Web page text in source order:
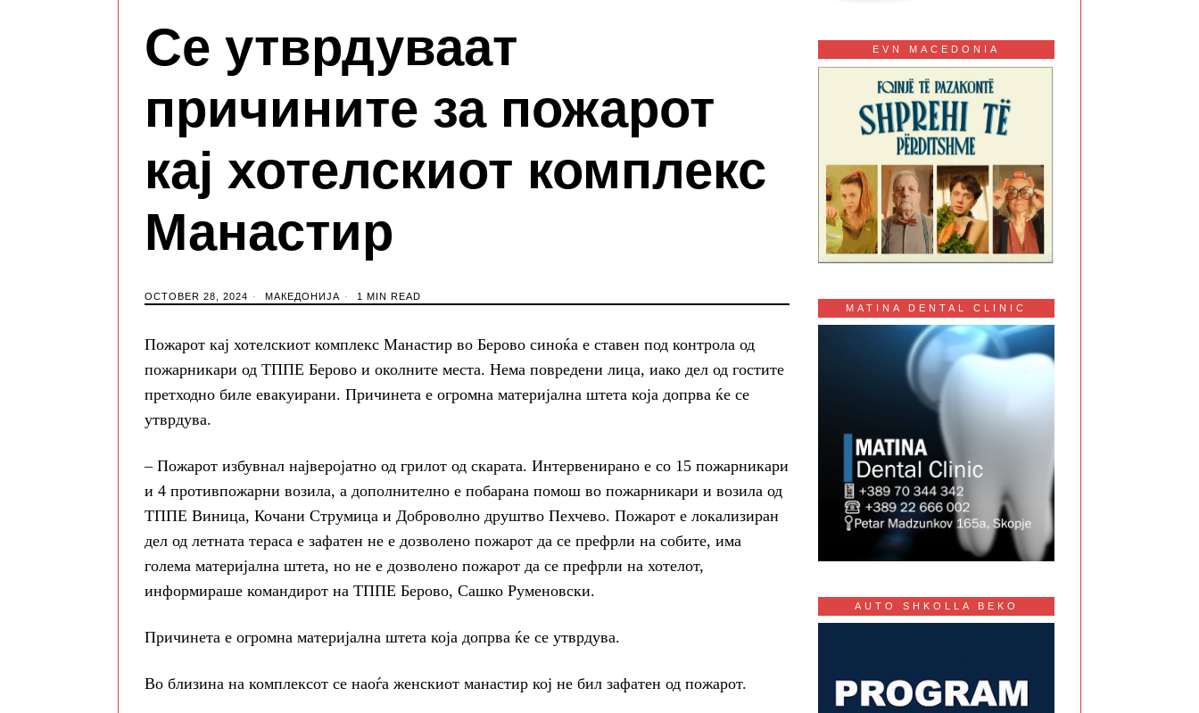
Се утврдуваат
причините за пожарот
кај хотелскиот комплекс
Манастир
OCTOBER 28, 2024 МАКЕДОНИЈА 1 MIN READ
Пожарот кај хотелскиот комплекс Манастир во Берово синоќа е ставен под контрола од
пожарникари од ТППЕ Берово и околните места. Нема повредени лица, иако дел од гостите
претходно биле евакуирани. Причинета е огромна материјална штета која допрва ќе се
утврдува.
– Пожарот избувнал најверојатно од грилот од скарата. Интервенирано е со 15 пожарникари
и 4 противпожарни возила, а дополнително е побарана помош во пожарникари и возила од
ТППЕ Виница, Кочани Струмица и Доброволно друштво Пехчево. Пожарот е локализиран
дел од летната тераса е зафатен не е дозволено пожарот да се префрли на собите, има
голема материјална штета, но не е дозволено пожарот да се префрли на хотелот,
информираше командирот на ТППЕ Берово, Сашко Руменовски.
Причинета е огромна материјална штета која допрва ќе се утврдува.
Во близина на комплексот се наоѓа женскиот манастир кој не бил зафатен од пожарот.
EVN MACEDONIA
MATINA DENTAL CLINIC
AUTO SHKOLLA BEKO